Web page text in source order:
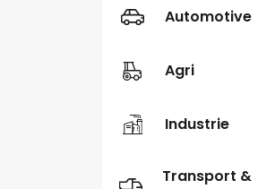
Automotive
Agri
Industrie
Transport &